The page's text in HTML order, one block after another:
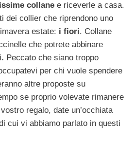
collane e riceverle a casa.
dei collier che riprendono uno
estate: i fiori. Collane
che potrete abbinare
Peccato che siano troppo
per chi vuole spendere
altre proposte su
se proprio volevate rimanere
regalo, date un’occhiata
cui vi abbiamo parlato in questi